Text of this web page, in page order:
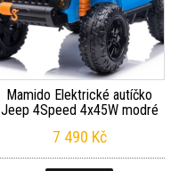
Mamido Elektrické autíčko
Jeep 4Speed 4x45W modré
7 490 Kč